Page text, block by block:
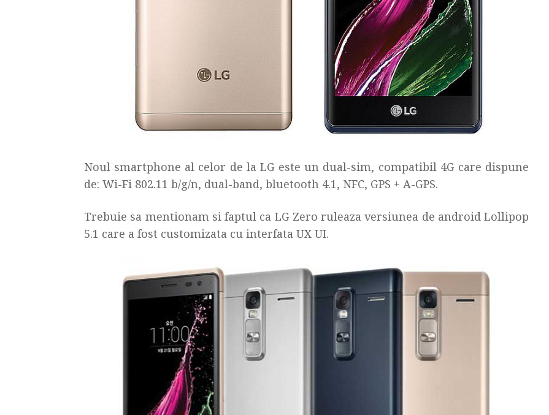
Noul smartphone al celor de la LG este un dual-sim, compatibil 4G care dispune
de: Wi-Fi 802.11 b/g/n, dual-band, bluetooth 4.1, NFC, GPS + A-GPS.
Trebuie sa mentionam si faptul ca LG Zero ruleaza versiunea de android Lollipop
5.1 care a fost customizata cu interfata UX UI.